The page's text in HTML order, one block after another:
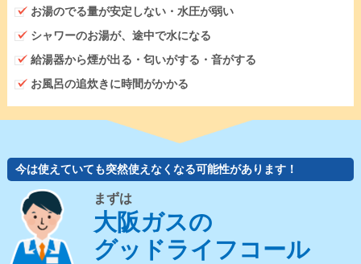
お湯のでる量が安定しない・水圧が弱い
シャワーのお湯が、途中で水になる
給湯器から煙が出る・匂いがする・音がする
お風呂の追炊きに時間がかかる
今は使えていても突然使えなくなる可能性があります！
まずは
大阪ガスの
グッドライフコール